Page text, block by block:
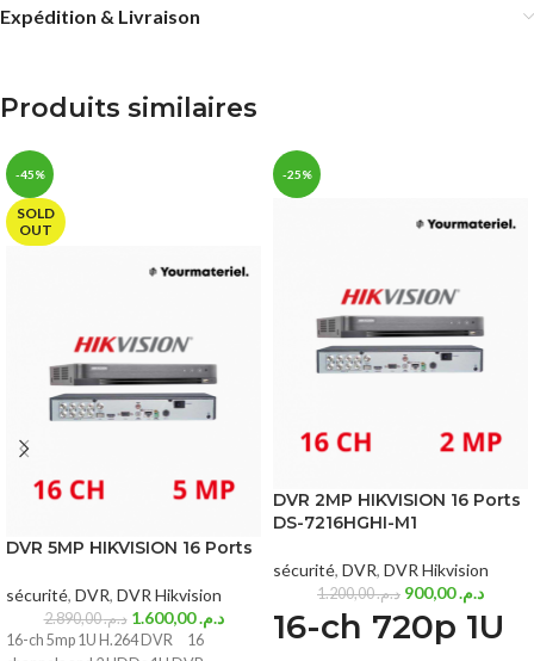
Expédition & Livraison
Produits similaires
-45%
SOLD
OUT
DVR 5MP HIKVISION 16 Ports
sécurité, DVR, DVR Hikvision
د.م.2.890,00 د.م.1.600,00
16-ch 5mp 1U H.264 DVR 16
-25%
DVR 2MP HIKVISION 16 Ports
DS-7216HGHI-M1
sécurité, DVR, DVR Hikvision
د.م.1.200,00 د.م.900,00
16-ch 720p 1U